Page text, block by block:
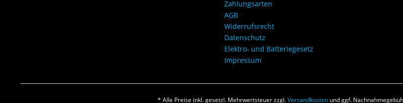
Zahlungsarten
AGB
Widerrufsrecht
Datenschutz
Elektro- und Batteriegesetz
Impressum
* Alle Preise inkl. gesetzl. Mehrwertsteuer zzgl.Versandkostenund ggf.